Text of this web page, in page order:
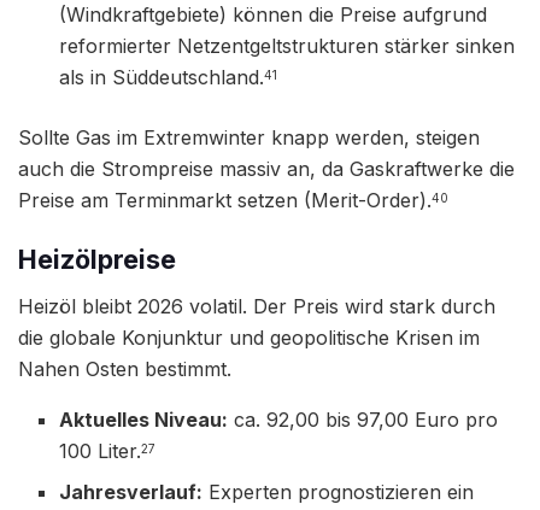
(Windkraftgebiete) können die Preise aufgrund
reformierter Netzentgeltstrukturen stärker sinken
als in Süddeutschland.41
Sollte Gas im Extremwinter knapp werden, steigen
auch die Strompreise massiv an, da Gaskraftwerke die
Preise am Terminmarkt setzen (Merit-Order).40
Heizölpreise
Heizöl bleibt 2026 volatil. Der Preis wird stark durch
die globale Konjunktur und geopolitische Krisen im
Nahen Osten bestimmt.
Aktuelles Niveau: ca. 92,00 bis 97,00 Euro pro
100 Liter.27
Jahresverlauf: Experten prognostizieren ein